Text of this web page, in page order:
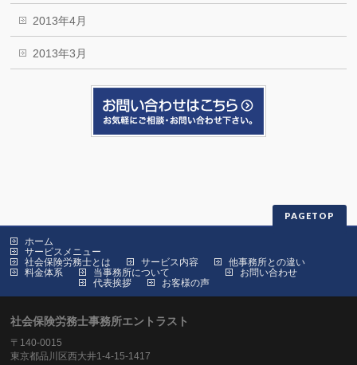
2013年4月
2013年3月
PAGETOP
ホーム
サービスメニュー
社会保険労務士とは
サービス内容
他事務所との違い
料金体系
当事務所について
代表挨拶
お客様の声
お問い合わせ
社会保険労務士事務所エントラスト
〒140-0015
東京都品川区西大井1-4-15-1417